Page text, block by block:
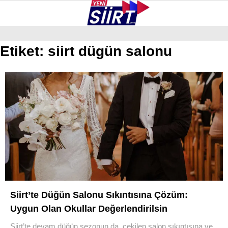
GALERİ VİDEO YAZARLAR
KURTALAN
ERUH
BAYKAN
PERVARI
ŞIRVAN
GÜNDEM
NÖBETÇI ECZANELER
Etiket: siirt dügün salonu
Siirt’te Düğün Salonu Sıkıntısına Çözüm:
Uygun Olan Okullar Değerlendirilsin
Siirt’te devam düğün sezonun da çekilen salon sıkıntısına ve